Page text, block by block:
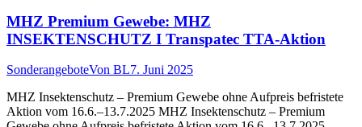
MHZ Premium Gewebe: MHZ
INSEKTENSCHUTZ I Transpatec TTA-Aktion
SonderangeboteVon BL7. Juni 2025
MHZ Insektenschutz – Premium Gewebe ohne Aufpreis befristete
Aktion vom 16.6.–13.7.2025 MHZ Insektenschutz – Premium